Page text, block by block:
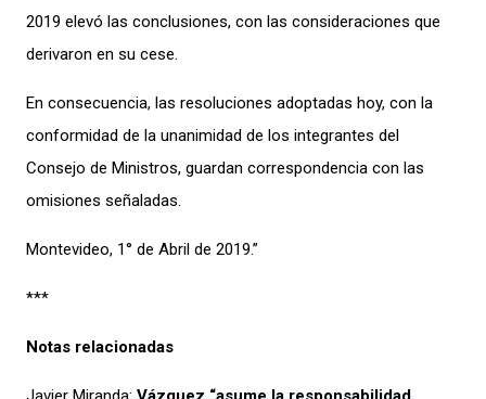
2019 elevó las conclusiones, con las consideraciones que
derivaron en su cese.
En consecuencia, las resoluciones adoptadas hoy, con la
conformidad de la unanimidad de los integrantes del
Consejo de Ministros, guardan correspondencia con las
omisiones señaladas.
Montevideo, 1° de Abril de 2019.”
***
Notas relacionadas